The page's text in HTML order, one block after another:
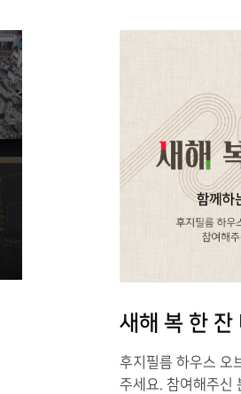
새해 복 한 잔
후지필름 하우스 오
주세요. 참여해주신